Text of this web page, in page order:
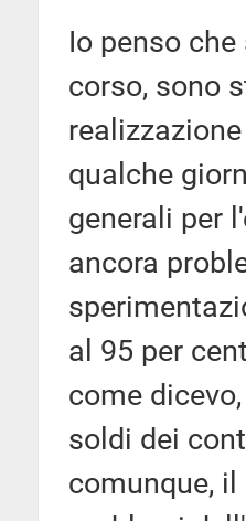
Io penso
corso, sono
qualche
generali per
ancora
al 95 per
come
soldi dei
comunque,